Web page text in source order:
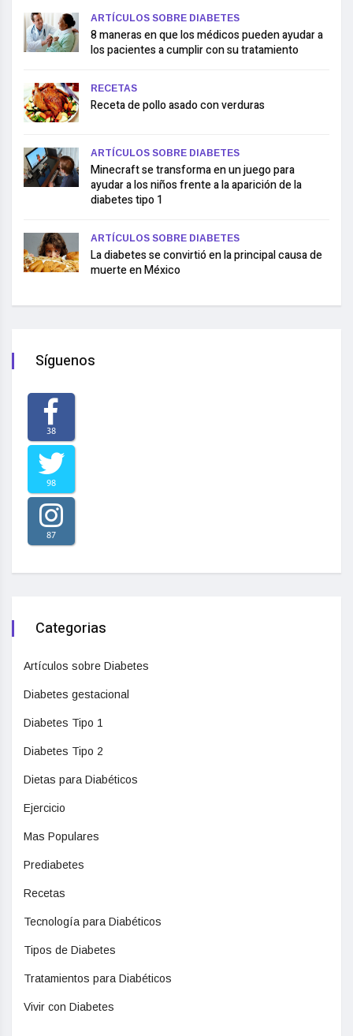
ARTÍCULOS SOBRE DIABETES
8 maneras en que los médicos pueden ayudar a
los pacientes a cumplir con su tratamiento
RECETAS
Receta de pollo asado con verduras
ARTÍCULOS SOBRE DIABETES
Minecraft se transforma en un juego para
ayudar a los niños frente a la aparición de la
diabetes tipo 1
ARTÍCULOS SOBRE DIABETES
La diabetes se convirtió en la principal causa de
muerte en México
Síguenos
38
98
87
Categorias
Artículos sobre Diabetes
Diabetes gestacional
Diabetes Tipo 1
Diabetes Tipo 2
Dietas para Diabéticos
Ejercicio
Mas Populares
Prediabetes
Recetas
Tecnología para Diabéticos
Tipos de Diabetes
Tratamientos para Diabéticos
Vivir con Diabetes